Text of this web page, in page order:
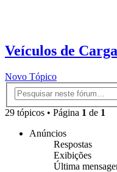
Veículos de Carga
Novo Tópico
29 tópicos • Página 1 de 1
Anúncios
Respostas
Exibições
Última